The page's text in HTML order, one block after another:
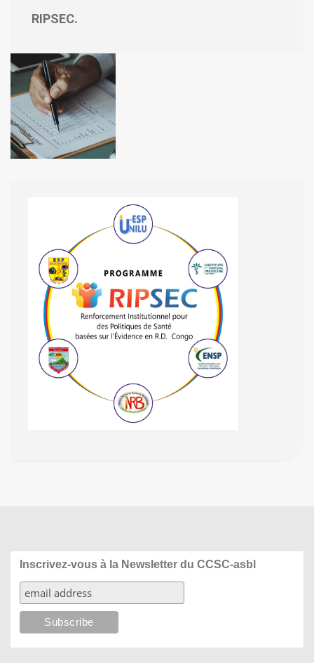
RIPSEC.
Inscrivez-vous à la Newsletter du CCSC-asbl